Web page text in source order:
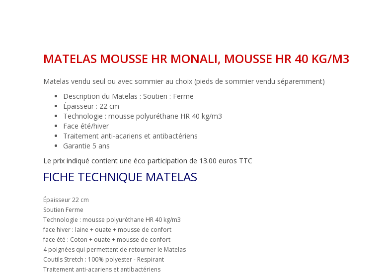
MATELAS MOUSSE HR MONALI, MOUSSE HR 40 KG/M3
Matelas vendu seul ou avec sommier au choix (pieds de sommier vendu séparemment)
Description du Matelas : Soutien : Ferme
Épaisseur : 22 cm
Technologie : mousse polyuréthane HR 40 kg/m3
Face été/hiver
Traitement anti-acariens et antibactériens
Garantie 5 ans
Le prix indiqué contient une éco participation de 13.00 euros TTC
FICHE TECHNIQUE MATELAS
Épaisseur 22 cm
Soutien Ferme
Technologie : mousse polyuréthane HR 40 kg/m3
face hiver : laine + ouate + mousse de confort
face été : Coton + ouate + mousse de confort
4 poignées qui permettent de retourner le Matelas
Coutils Stretch : 100% polyester - Respirant
Traitement anti-acariens et antibactériens